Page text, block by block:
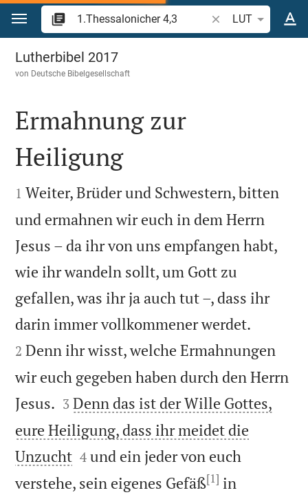
Zum Inhalt springen
Bibelstelle oder
LUT
1.Thessalonicher 4
Lutherbibel 2017
von Deutsche Bibelgesellschaft

Ermahnung zur
Heiligung

1 Weiter, Brüder und Schwestern, bitten
und ermahnen wir euch in dem Herrn
Jesus – da ihr von uns empfangen habt,
wie ihr wandeln sollt, um Gott zu
gefallen, was ihr ja auch tut –, dass ihr
darin immer vollkommener werdet.
2 Denn ihr wisst, welche Ermahnungen
wir euch gegeben haben durch den Herrn
Jesus. 

3 Denn das ist der Wille Gottes,
eure Heiligung, dass ihr meidet die
Unzucht
4 und ein jeder von euch
verstehe, sein eigenes Gefäß[1] in